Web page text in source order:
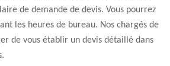
de demande de devis. Vous pourrez
les heures de bureau. Nos chargés de
de vous établir un devis détaillé dans